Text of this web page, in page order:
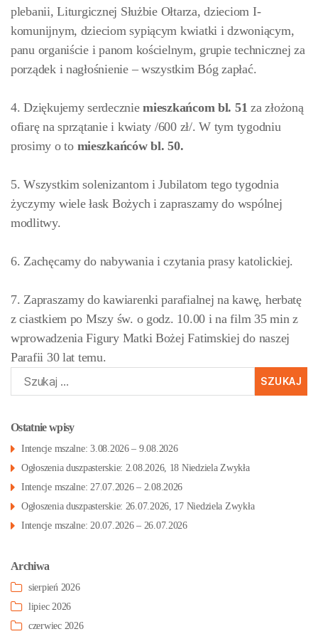
plebanii, Liturgicznej Służbie Ołtarza, dzieciom I-
komunijnym, dzieciom sypiącym kwiatki i dzwoniącym,
panu organiście i panom kościelnym, grupie technicznej za
porządek i nagłośnienie – wszystkim Bóg zapłać.
4. Dziękujemy serdeczniemieszkańcom bl. 51za złożoną
ofiarę na sprzątanie i kwiaty /600 zł/. W tym tygodniu
prosimy o to mieszkańców bl. 50.
5. Wszystkim solenizantom i Jubilatom tego tygodnia
życzymy wiele łask Bożych i zapraszamy do wspólnej
modlitwy.
6. Zachęcamy do nabywania i czytania prasy katolickiej.
7. Zapraszamy do kawiarenki parafialnej na kawę, herbatę
z ciastkiem po Mszy św. o godz. 10.00 i na film 35 min z
wprowadzenia Figury Matki Bożej Fatimskiej do naszej
Parafii 30 lat temu.
Szukaj:
Ostatnie wpisy
Intencje mszalne: 3.08.2026 – 9.08.2026
Ogłoszenia duszpasterskie: 2.08.2026, 18 Niedziela Zwykła
Intencje mszalne: 27.07.2026 – 2.08.2026
Ogłoszenia duszpasterskie: 26.07.2026, 17 Niedziela Zwykła
Intencje mszalne: 20.07.2026 – 26.07.2026
Archiwa
sierpień 2026
lipiec 2026
czerwiec 2026